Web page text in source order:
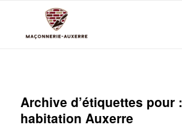
Archive d’étiquettes pour :
habitation Auxerre